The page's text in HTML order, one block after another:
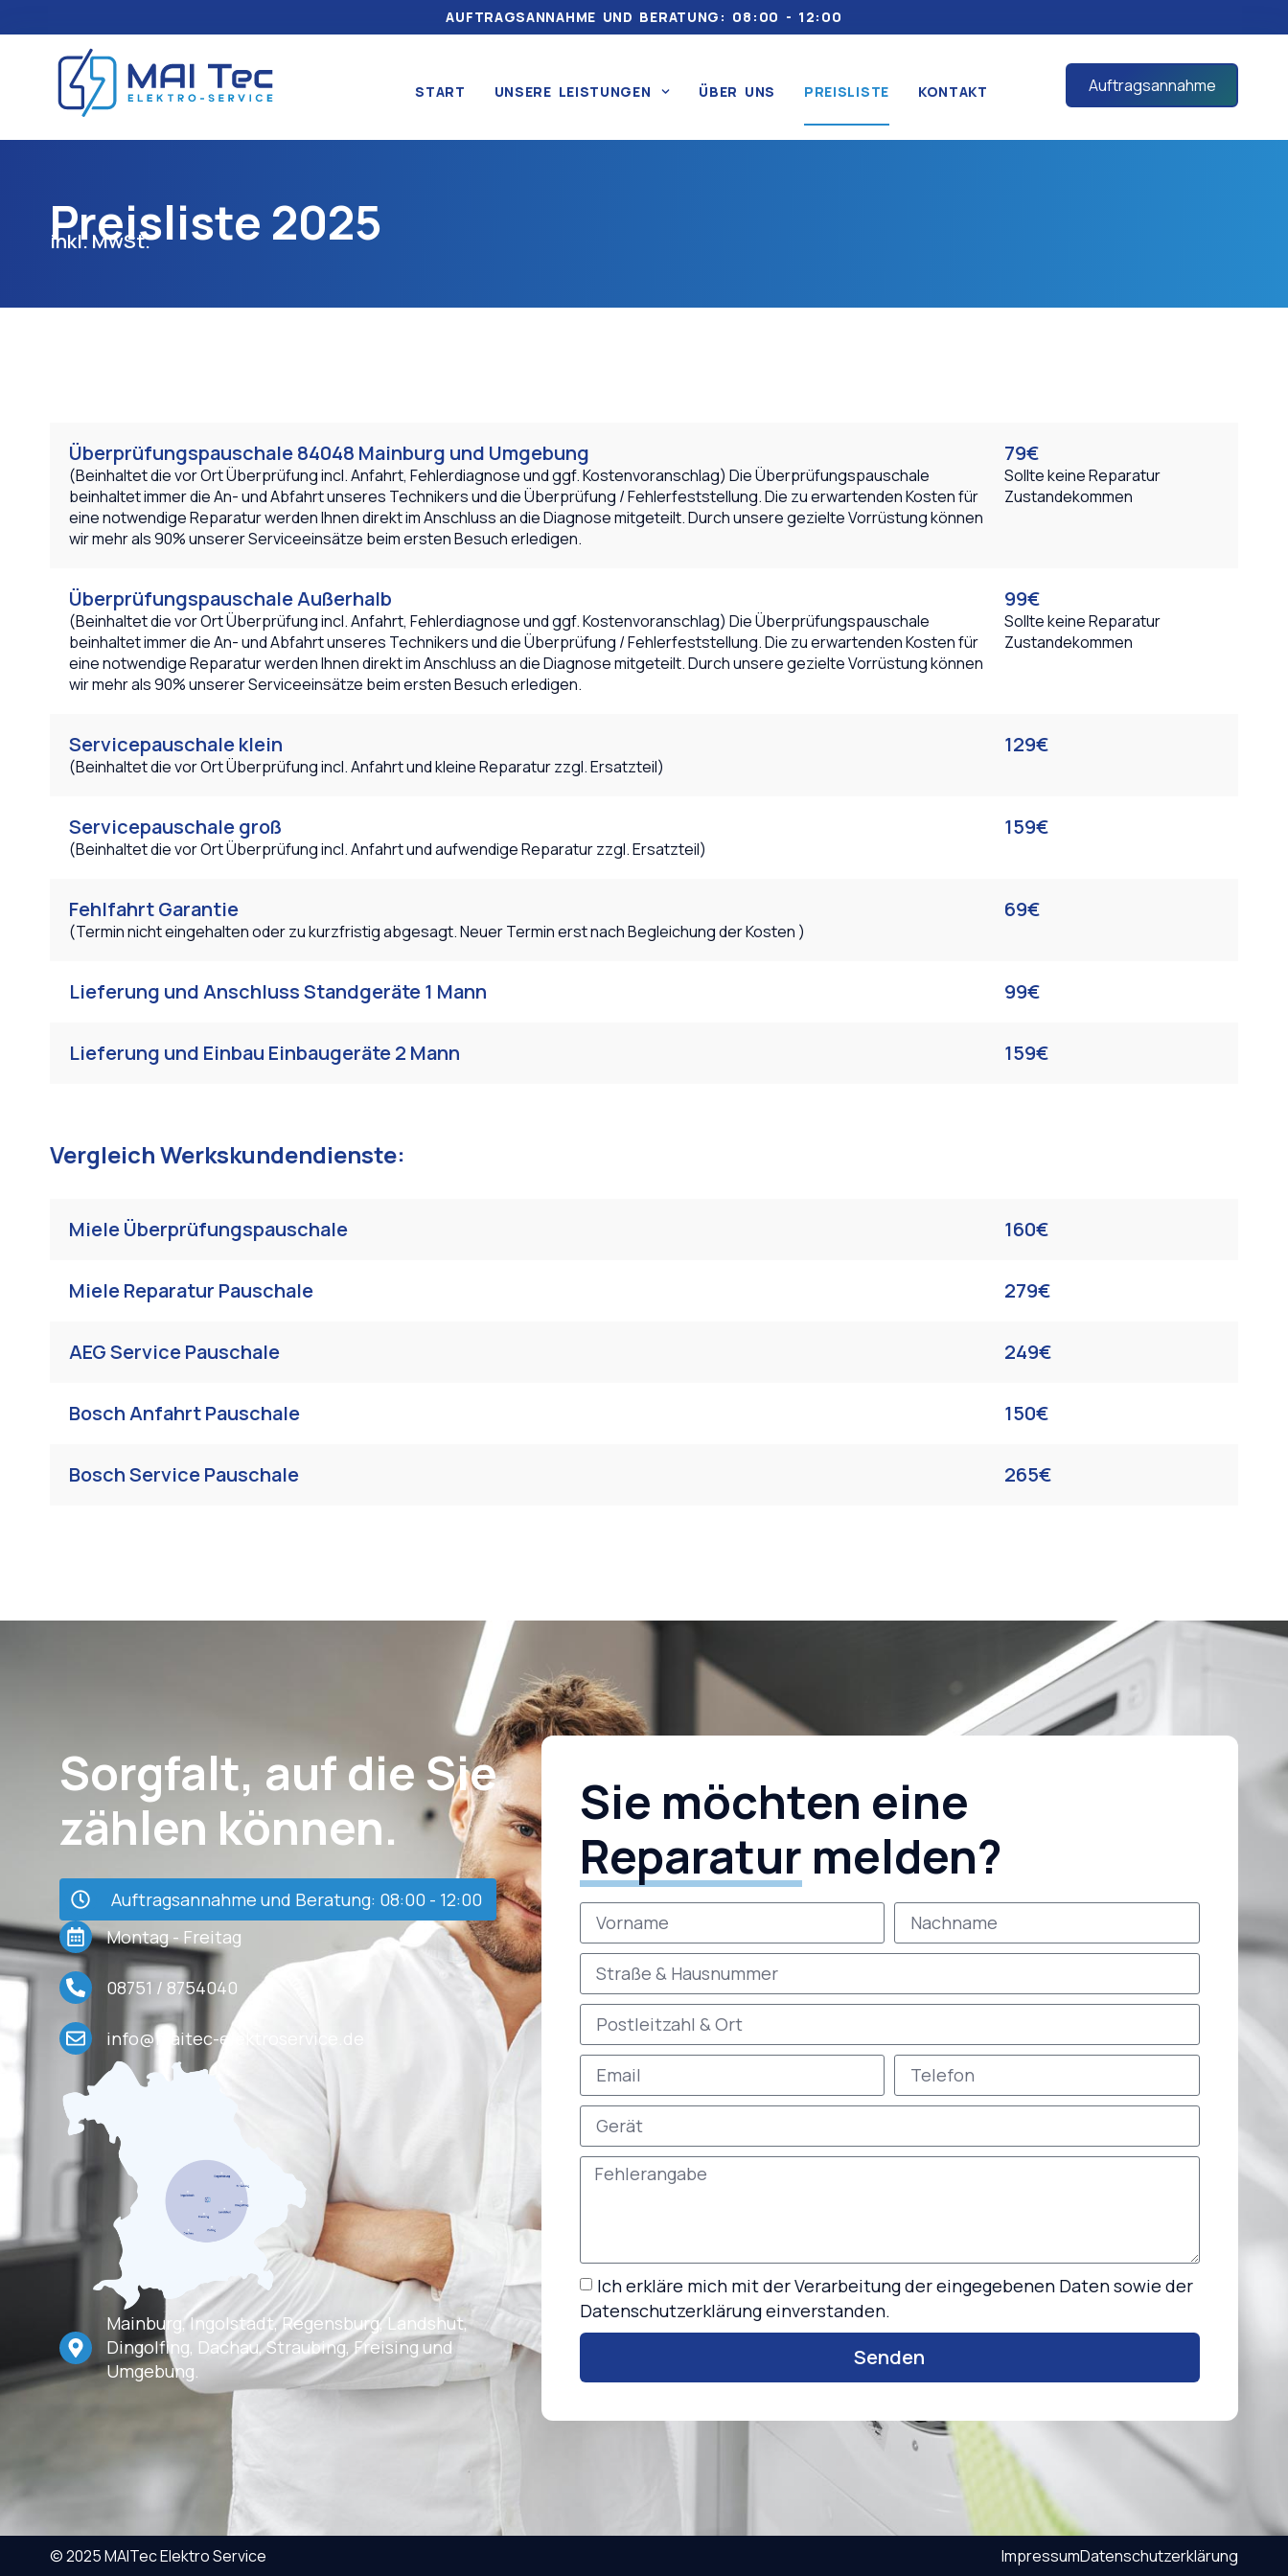
AUFTRAGSANNAHME UND BERATUNG: 08:00 - 12:00
START UNSERE LEISTUNGEN ÜBER UNS PREISLISTE KONTAKT Auftragsannahme
Preisliste 2025
inkl. MwSt.
Überprüfungspauschale 84048 Mainburg und Umgebung
(Beinhaltet die vor Ort Überprüfung incl. Anfahrt, Fehlerdiagnose und ggf. Kostenvoranschlag) Die Überprüfungspauschale
beinhaltet immer die An- und Abfahrt unseres Technikers und die Überprüfung / Fehlerfeststellung. Die zu erwartenden Kosten für
eine notwendige Reparatur werden Ihnen direkt im Anschluss an die Diagnose mitgeteilt. Durch unsere gezielte Vorrüstung können
wir mehr als 90% unserer Serviceeinsätze beim ersten Besuch erledigen.
79€
Sollte keine Reparatur
Zustandekommen
Überprüfungspauschale Außerhalb
(Beinhaltet die vor Ort Überprüfung incl. Anfahrt, Fehlerdiagnose und ggf. Kostenvoranschlag) Die Überprüfungspauschale
beinhaltet immer die An- und Abfahrt unseres Technikers und die Überprüfung / Fehlerfeststellung. Die zu erwartenden Kosten für
eine notwendige Reparatur werden Ihnen direkt im Anschluss an die Diagnose mitgeteilt. Durch unsere gezielte Vorrüstung können
wir mehr als 90% unserer Serviceeinsätze beim ersten Besuch erledigen.
99€
Sollte keine Reparatur
Zustandekommen
Servicepauschale klein
(Beinhaltet die vor Ort Überprüfung incl. Anfahrt und kleine Reparatur zzgl. Ersatzteil)
129€
Servicepauschale groß
(Beinhaltet die vor Ort Überprüfung incl. Anfahrt und aufwendige Reparatur zzgl. Ersatzteil)
159€
Fehlfahrt Garantie
(Termin nicht eingehalten oder zu kurzfristig abgesagt. Neuer Termin erst nach Begleichung der Kosten )
69€
Lieferung und Anschluss Standgeräte 1 Mann 99€
Lieferung und Einbau Einbaugeräte 2 Mann 159€
Vergleich Werkskundendienste:
Miele Überprüfungspauschale 160€
Miele Reparatur Pauschale 279€
AEG Service Pauschale 249€
Bosch Anfahrt Pauschale 150€
Bosch Service Pauschale 265€
Sorgfalt, auf die Sie
zählen können.
Auftragsannahme und Beratung: 08:00 - 12:00
Montag - Freitag
08751 / 8754040
info@maitec-elektroservice.de
Mainburg, Ingolstadt, Regensburg, Landshut,
Dingolfing, Dachau, Straubing, Freising und
Umgebung.
Sie möchten eine
Reparatur melden?
Ich erkläre mich mit der Verarbeitung der eingegebenen Daten sowie der
Datenschutzerklärung einverstanden.
Senden
© 2025 MAITec Elektro Service ImpressumDatenschutzerklärung